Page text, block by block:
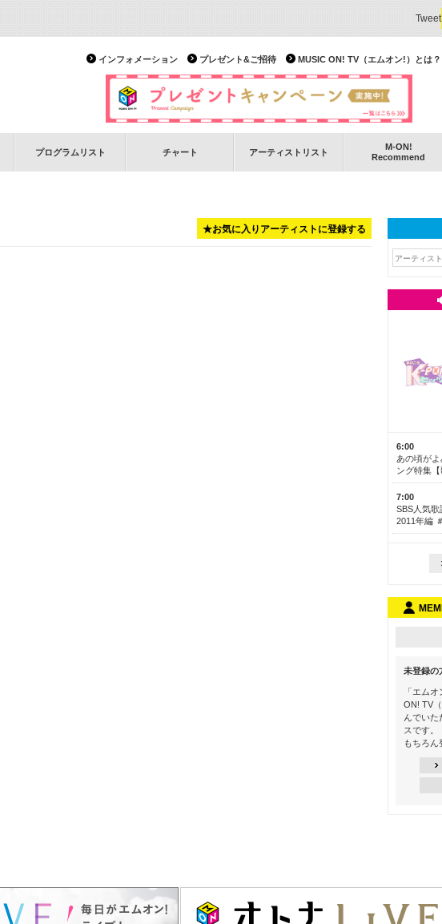
Tweet
MUSIC ON! TV（エムオン!）とは？
プレゼント&ご招待
インフォメーション
プログラムリスト チャート アーティストリスト
M-ON!
Recommend
★お気に入りアーティストに登録する
6:00
あの頃が
ング特集
7:00
SBS人気
2011年編
今も昔も
ー【歌詞
13:30
Apple
16:30
あのころ
18:30
M-ON!
23:00
SUPER
未登録の
「エム
ON! TV
んでいた
スです。
もちろん